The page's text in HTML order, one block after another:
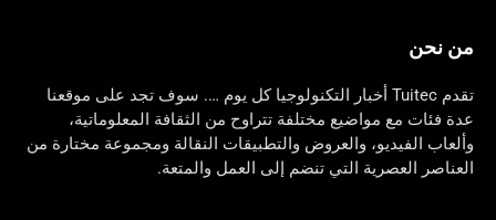
من نحن
تقدم Tuitec أخبار التكنولوجيا كل يوم …. سوف تجد على موقعنا
عدة فئات مع مواضيع مختلفة تتراوح من الثقافة المعلوماتية،
وألعاب الفيديو، والعروض والتطبيقات النقالة ومجموعة مختارة من
العناصر العصرية التي تنضم إلى العمل والمتعة.